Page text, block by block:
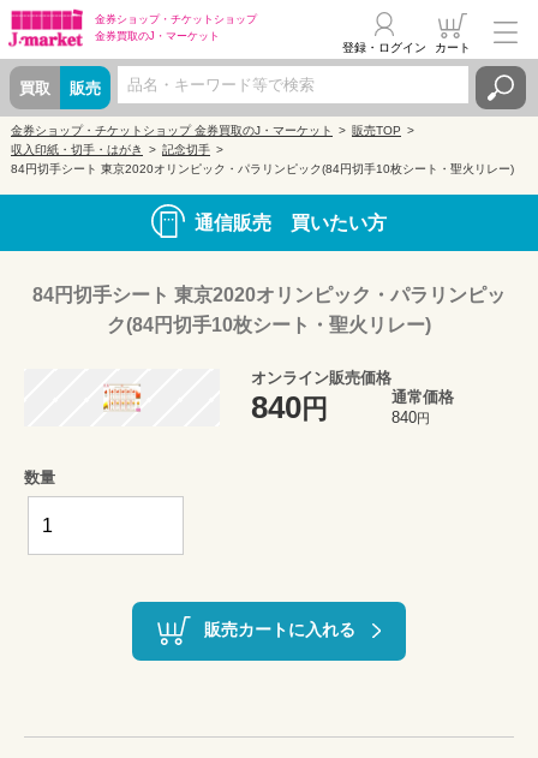
金券ショップ・ チケットショップ
金券買取のJ・マーケット
買取 販売
登録・ログイン カート
金券ショップ・チケットショップ 金券買取のJ・マーケット
販売TOP
収入印紙・切手・はがき
記念切手
84円切手シート 東京2020オリンピック・パラリンピック(84円切手10枚シート・聖火リレー)
通信販売 買いたい方
84円切手シート 東京2020オリンピック・パラリンピッ
ク(84円切手10枚シート・聖火リレー)
オンライン販売価格
840円
通常価格
840円
数量
販売カートに入れる